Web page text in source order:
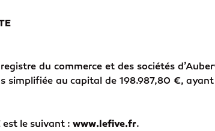
du commerce et des sociétés
simplifiée au capital de 198.987,80 €,
est le suivant : www.lefive.fr.